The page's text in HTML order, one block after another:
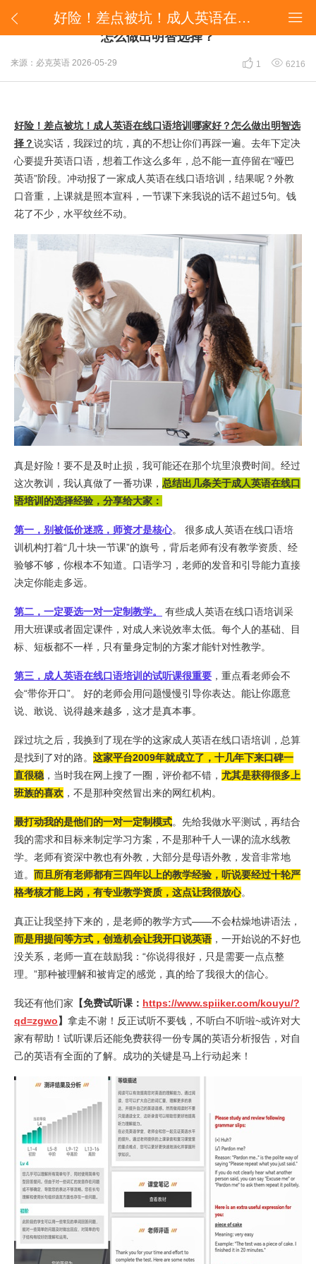
 
好险！差点被坑！成人英语在线口语培训哪家好？怎么做出明智选择？
好险！差点被坑！成人英语在线口语培训哪家好？
怎么做出明智选择？
来源：必克英语 2026-05-29  1  6216
好险！差点被坑！成人英语在线口语培训哪家好？怎么做出明智选
择？说实话，我踩过的坑，真的不想让你们再踩一遍。去年下定决
心要提升英语口语，想着工作这么多年，总不能一直停留在“哑巴
英语”阶段。冲动报了一家成人英语在线口语培训，结果呢？外教
口音重，上课就是照本宣科，一节课下来我说的话不超过5句。钱
花了不少，水平纹丝不动。
真是好险！要不是及时止损，我可能还在那个坑里浪费时间。经过
这次教训，我认真做了一番功课， 总结出几条关于成人英语在线口
语培训的选择经验，分享给大家：
第一，别被低价迷惑，师资才是核心。 很多成人英语在线口语培
训机构打着“几十块一节课”的旗号，背后老师有没有教学资质、经
验够不够，你根本不知道。口语学习，老师的发音和引导能力直接
决定你能走多远。
第二，一定要选一对一定制教学。
有些成人英语在线口语培训采
用大班课或者固定课件，对成人来说效率太低。每个人的基础、目
标、短板都不一样，只有量身定制的方案才能针对性教学。
第三，成人英语在线口语培训的试听课很重要 ，重点看老师会不
会“带你开口”。 好的老师会用问题慢慢引导你表达。能让你愿意
说、敢说、说得越来越多，这才是真本事。
踩过坑之后，我换到了现在学的这家成人英语在线口语培训，总算
是找到了对的路。 这家平台2009年就成立了，十几年下来口碑一
直很稳 ，当时我在网上搜了一圈，评价都不错， 尤其是获得很多上
班族的喜欢 ，不是那种突然冒出来的网红机构。
最打动我的是他们的一对一定制模式。先给我做水平测试，再结合
我的需求和目标来制定学习方案，不是那种千人一课的流水线教
学。老师有资深中教也有外教，大部分是母语外教，发音非常地
道。 而且所有老师都有三四年以上的教学经验， 听说要经过十轮严
格考核才能上岗，有专业教学资质，这点让我很放心。
真正让我坚持下来的，是老师的教学方式——不会枯燥地讲语法，
而是用提问等方式，创造机会让我开口说英语 ，一开始说的不好也
没关系，老师一直在鼓励我：“你说得很好，只是需要一点点整
理。”那种被理解和被肯定的感觉，真的给了我很大的信心。
我还有他们家 【免费试听课： https://www.spiiker.com/kouyu/?
qd=zgwo】 拿走不谢！反正试听不要钱，不听白不听啦~或许对大
家有帮助！试听课后还能免费获得一份专属的英语分析报告，对自
己的英语有全面的了解。成功的关键是马上行动起来！